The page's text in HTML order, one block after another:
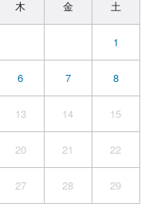
木 金 土
1
6 7 8
13 14 15
20 21 22
27 28 29